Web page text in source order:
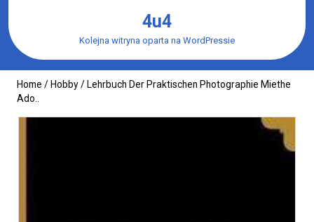
content
4u4
Kolejna witryna oparta na WordPressie
Home / Hobby/ Lehrbuch Der Praktischen Photographie Miethe
Ado..